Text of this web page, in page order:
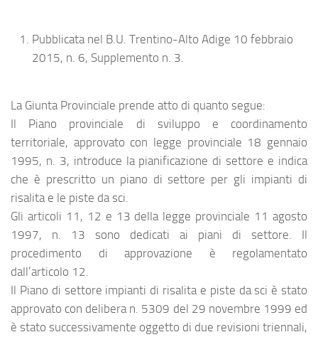
Pubblicata nel B.U. Trentino-Alto Adige 10 febbraio
2015, n. 6, Supplemento n. 3.
La Giunta Provinciale prende atto di quanto segue:
Il Piano provinciale di sviluppo e coordinamento
territoriale, approvato con legge provinciale 18 gennaio
1995, n. 3, introduce la pianificazione di settore e indica
che è prescritto un piano di settore per gli impianti di
risalita e le piste da sci.
Gli articoli 11, 12 e 13 della legge provinciale 11 agosto
1997, n. 13 sono dedicati ai piani di settore. Il
procedimento di approvazione è regolamentato
dall’articolo 12.
Il Piano di settore impianti di risalita e piste da sci è stato
approvato con delibera n. 5309 del 29 novembre 1999 ed
è stato successivamente oggetto di due revisioni triennali,